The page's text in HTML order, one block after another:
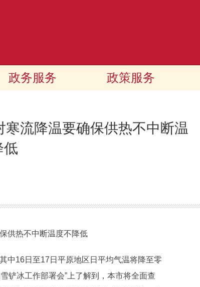
政务服务 政策服务
寒流降温要确保供热不中断温
低
供热不中断温度不降低
16日至17日平原地区日平均气温将降至零
铲冰工作部署会”上了解到，本市将全面查